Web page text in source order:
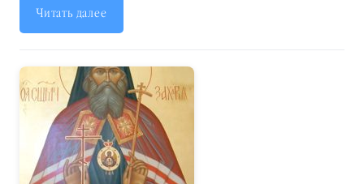
Читать далее